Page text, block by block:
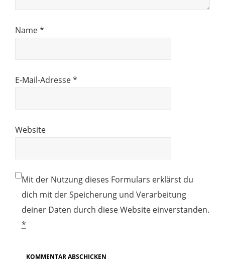
Name*
E-Mail-Adresse*
Website
Mit der Nutzung dieses Formulars erklärst du
dich mit der Speicherung und Verarbeitung
deiner Daten durch diese Website einverstanden.
*